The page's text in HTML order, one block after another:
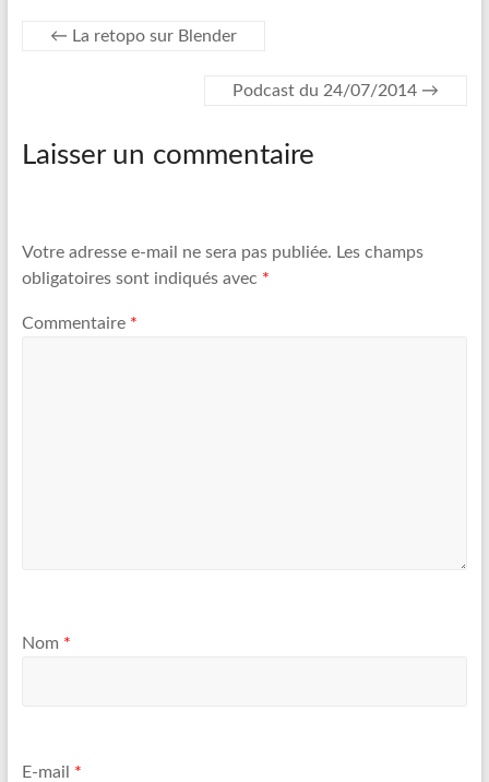
← La retopo sur Blender
Podcast du 24/07/2014 →
Laisser un commentaire
Votre adresse e-mail ne sera pas publiée. Les champs
obligatoires sont indiqués avec *
Commentaire *
Nom *
E-mail *